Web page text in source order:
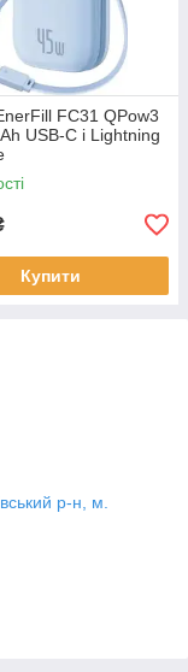
FC31 QPow3
USB-C i Lightning
Купити
р-н, м.